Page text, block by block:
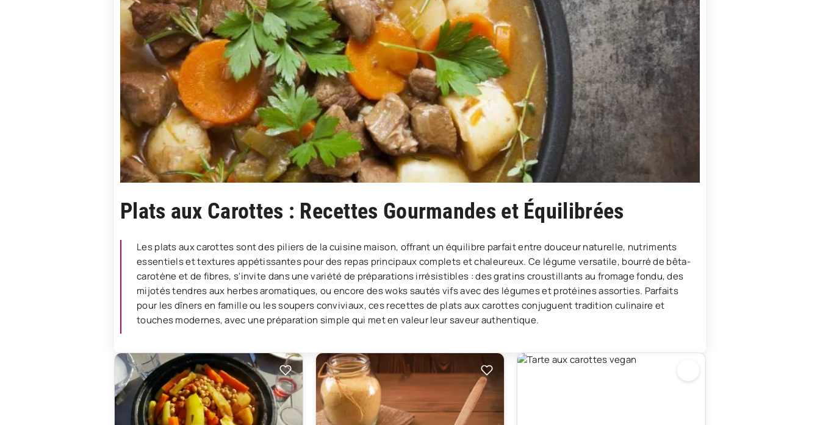
Plats aux Carottes : Recettes Gourmandes et Équilibrées
Les plats aux carottes sont des piliers de la cuisine maison, offrant un équilibre parfait entre douceur naturelle, nutriments
essentiels et textures appétissantes pour des repas principaux complets et chaleureux. Ce légume versatile, bourré de bêta-
carotène et de fibres, s'invite dans une variété de préparations irrésistibles : des gratins croustillants au fromage fondu, des
mijotés tendres aux herbes aromatiques, ou encore des woks sautés vifs avec des légumes et protéines assorties. Parfaits
pour les dîners en famille ou les soupers conviviaux, ces recettes de plats aux carottes conjuguent tradition culinaire et
touches modernes, avec une préparation simple qui met en valeur leur saveur authentique.